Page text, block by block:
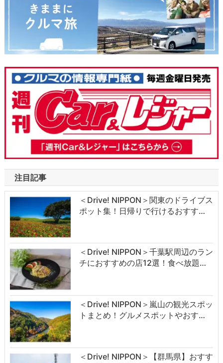
注目記事
＜Drive! NIPPON＞関東のドライブス
ポット集！日帰りで行けるおすす…
＜Drive! NIPPON＞千葉駅周辺のラン
チにおすすめの店12選！食べ放題…
＜Drive! NIPPON＞嵐山の観光スポッ
トまとめ！グルメスポットやおす…
＜Drive! NIPPON＞【群馬県】おすす